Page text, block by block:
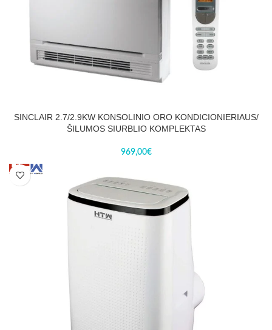
SINCLAIR 2.7/2.9KW KONSOLINIO ORO KONDICIONIERIAUS/
ŠILUMOS SIURBLIO KOMPLEKTAS
969,00€